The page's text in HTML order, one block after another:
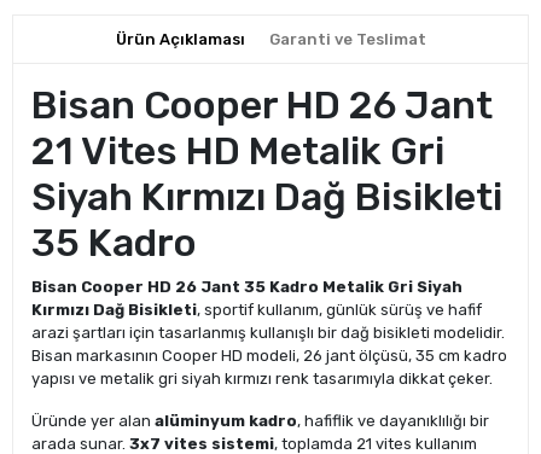
Ürün Açıklaması Garanti ve Teslimat
Bisan Cooper HD 26 Jant
21 Vites HD Metalik Gri
Siyah Kırmızı Dağ Bisikleti
35 Kadro
Bisan Cooper HD 26 Jant 35 Kadro Metalik Gri Siyah
Kırmızı Dağ Bisikleti, sportif kullanım, günlük sürüş ve hafif
arazi şartları için tasarlanmış kullanışlı bir dağ bisikleti modelidir.
Bisan markasının Cooper HD modeli, 26 jant ölçüsü, 35 cm kadro
yapısı ve metalik gri siyah kırmızı renk tasarımıyla dikkat çeker.
Üründe yer alan alüminyum kadro, hafiflik ve dayanıklılığı bir
arada sunar. 3x7 vites sistemi, toplamda 21 vites kullanım